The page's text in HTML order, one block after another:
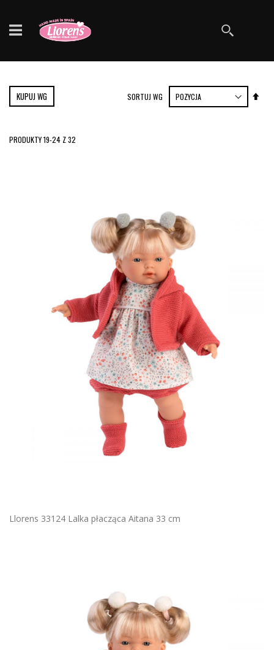
KUPUJ WG
PRODUKTY19-24 Z32
SORTUJ WG
Llorens 33124 Lalka płacząca Aitana 33 cm